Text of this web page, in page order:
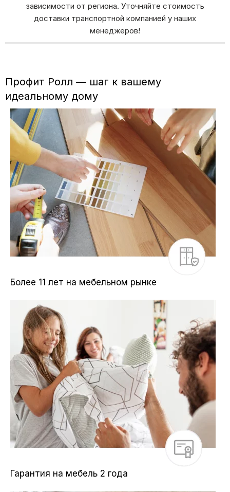
зависимости от региона. Уточняйте стоимость
доставки транспортной компанией у наших
менеджеров!
Профит Ролл — шаг к вашему
идеальному дому
Более 11 лет на мебельном рынке
Гарантия на мебель 2 года